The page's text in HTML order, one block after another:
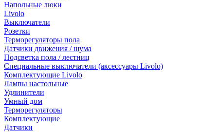
Напольные люки
Livolo
Выключатели
Розетки
Терморегуляторы пола
Датчики движения / шума
Подсветка пола / лестниц
Специальные выключатели (аксессуары Livolo)
Комплектующие Livolo
Лампы настольные
Удлинители
Умный дом
Терморегуляторы
Комплектующие
Датчики